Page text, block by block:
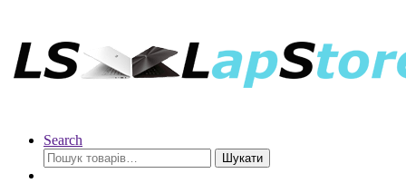
Search
Шукати